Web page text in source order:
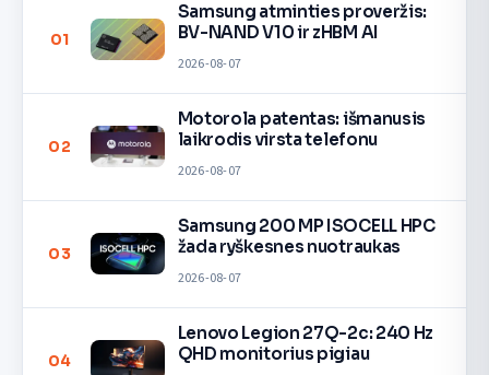
01
Samsung atminties proveržis:
BV-NAND V10 ir zHBM AI
2026-08-07
02
Motorola patentas: išmanusis
laikrodis virsta telefonu
2026-08-07
03
Samsung 200 MP ISOCELL HPC
žada ryškesnes nuotraukas
2026-08-07
04
Lenovo Legion 27Q-2c: 240 Hz
QHD monitorius pigiau